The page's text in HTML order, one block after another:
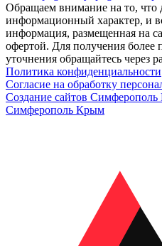
Обращаем внимание на то, что
информационный характер, и
информация, размещенная на
офертой. Для получения
уточнения обращайтесь через
Политика конфиденциальности
Согласие на обработку
Создание сайтов Симферополь
Симферополь Крым